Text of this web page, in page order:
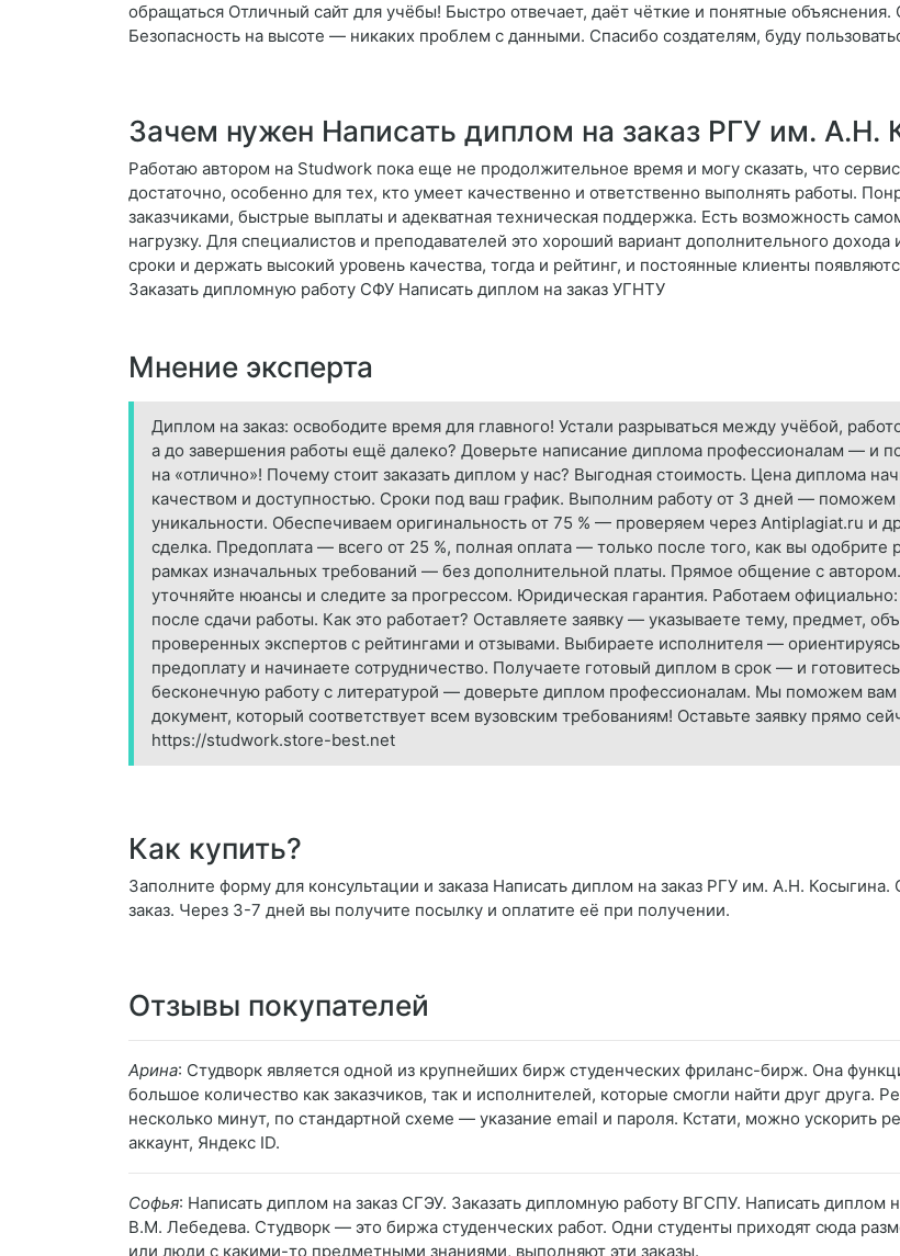
обращаться Отличный сайт для учёбы! Быстро отвечает, даёт чёткие и понятные
Безопасность на высоте — никаких проблем с данными. Спасибо создателям, буду
Зачем нужен Написать диплом на заказ РГУ им. А.Н.
Работаю автором на Studwork пока еще не продолжительное время и могу сказать, что
достаточно, особенно для тех, кто умеет качественно и ответственно выполнять работы.
заказчиками, быстрые выплаты и адекватная техническая поддержка. Есть возможность
нагрузку. Для специалистов и преподавателей это хороший вариант дополнительного
сроки и держать высокий уровень качества, тогда и рейтинг, и постоянные клиенты
Заказать дипломную работу СФУ Написать диплом на заказ УГНТУ
Мнение эксперта
Диплом на заказ: освободите время для главного! Устали разрываться между учёбой,
а до завершения работы ещё далеко? Доверьте написание диплома профессионалам — и
на «отлично»! Почему стоит заказать диплом у нас? Выгодная стоимость. Цена диплома
качеством и доступностью. Сроки под ваш график. Выполним работу от 3 дней — поможем
уникальности. Обеспечиваем оригинальность от 75 % — проверяем через Antiplagiat.ru и
сделка. Предоплата — всего от 25 %, полная оплата — только после того, как вы одобрите
рамках изначальных требований — без дополнительной платы. Прямое общение с
уточняйте нюансы и следите за прогрессом. Юридическая гарантия. Работаем
после сдачи работы. Как это работает? Оставляете заявку — указываете тему, предмет,
проверенных экспертов с рейтингами и отзывами. Выбираете исполнителя —
предоплату и начинаете сотрудничество. Получаете готовый диплом в срок — и
бесконечную работу с литературой — доверьте диплом профессионалам. Мы поможем вам
документ, который соответствует всем вузовским требованиям! Оставьте заявку прямо
https://studwork.store-best.net
Как купить?
Заполните форму для консультации и заказа Написать диплом на заказ РГУ им. А.Н.
заказ. Через 3-7 дней вы получите посылку и оплатите её при получении.
Отзывы покупателей
Арина: Студворк является одной из крупнейших бирж студенческих фриланс-бирж. Она
большое количество как заказчиков, так и исполнителей, которые смогли найти друг друга.
несколько минут, по стандартной схеме — указание email и пароля. Кстати, можно ускорить
аккаунт, Яндекс ID.
Софья: Написать диплом на заказ СГЭУ. Заказать дипломную работу ВГСПУ. Написать диплом
В.М. Лебедева. Студворк — это биржа студенческих работ. Одни студенты приходят сюда
или люди с какими-то предметными знаниями, выполняют эти заказы.